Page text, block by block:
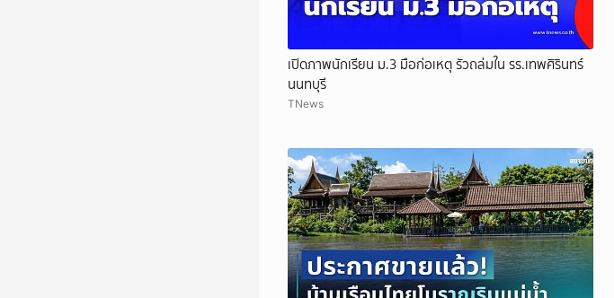
เปิดภาพนักเรียน ม.3 มือก่อเหตุ รัวถล่มใน รร.เทพศิรินทร์
นนทบุรี
TNews